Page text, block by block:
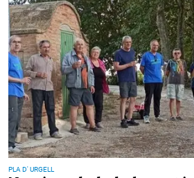
PLA D' URGELL